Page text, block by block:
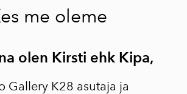
me oleme
olen Kirsti ehk Kipa,
Gallery K28 asutaja ja